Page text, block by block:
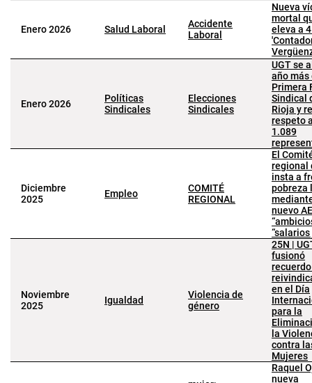
Enero 2026 Salud Laboral
Accidente
Laboral
Nueva
mortal
eleva a
Enero 2026
Políticas
Sindicales
Elecciones
Sindicales
UGT se
año más
Primera
Sindical
Rioja y
respeto
1.089
Diciembre
2025
Empleo
COMITÉ
REGIONAL
El
regional
insta a
pobreza
nuevo
Noviembre
2025
Igualdad
Violencia de
género
25N |
fusionó
en el Día
para la
la
contra
Mujeres
Raquel
nueva